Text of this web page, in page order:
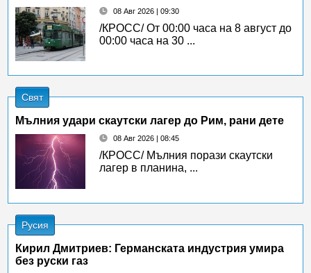
08 Авг 2026 | 09:30
/КРОСС/ От 00:00 часа на 8 август до
00:00 часа на 30 ...
Свят
Мълния удари скаутски лагер до Рим, рани дете
08 Авг 2026 | 08:45
/КРОСС/ Мълния порази скаутски
лагер в планина, ...
Русия
Кирил Дмитриев: Германската индустрия умира
без руски газ